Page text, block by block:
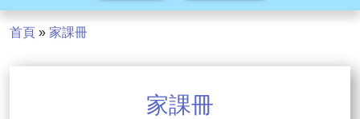
首頁 » 家課冊
家課冊